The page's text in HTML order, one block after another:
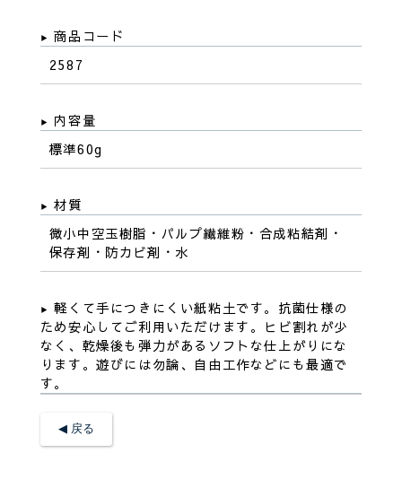
商品コード
2587
内容量
標準60g
材質
微小中空玉樹脂・パルプ繊維粉・合成粘結剤・
保存剤・防カビ剤・水
軽くて手につきにくい紙粘土です。抗菌仕様の
ため安心してご利用いただけます。ヒビ割れが少
なく、乾燥後も弾力があるソフトな仕上がりにな
ります。遊びには勿論、自由工作などにも最適で
す。
◀︎ 戻る